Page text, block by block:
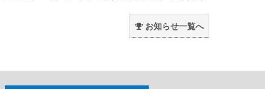
お知らせ一覧へ